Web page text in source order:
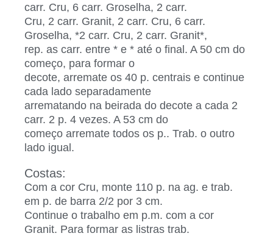
carr. Cru, 6 carr. Groselha, 2 carr.
Cru, 2 carr. Granit, 2 carr. Cru, 6 carr.
Groselha, *2 carr. Cru, 2 carr. Granit*,
rep. as carr. entre * e * até o final. A 50 cm do
começo, para formar o
decote, arremate os 40 p. centrais e continue
cada lado separadamente
arrematando na beirada do decote a cada 2
carr. 2 p. 4 vezes. A 53 cm do
começo arremate todos os p.. Trab. o outro
lado igual.
Costas:
Com a cor Cru, monte 110 p. na ag. e trab.
em p. de barra 2/2 por 3 cm.
Continue o trabalho em p.m. com a cor
Granit. Para formar as listras trab.